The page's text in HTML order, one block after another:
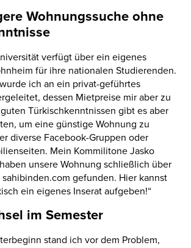
Wohnungssuche ohne
verfügt über ein eigenes
für ihre nationalen Studierenden.
ich an ein privat-geführtes
dessen Mietpreise mir aber zu
Türkischkenntnissen gibt es aber
um eine günstige Wohnung zu
diverse Facebook-Gruppen oder
Mein Kommilitone Jasko
unsere Wohnung schließlich über
gefunden. Hier kannst
ein eigenes Inserat aufgeben!“
im Semester
stand ich vor dem Problem,